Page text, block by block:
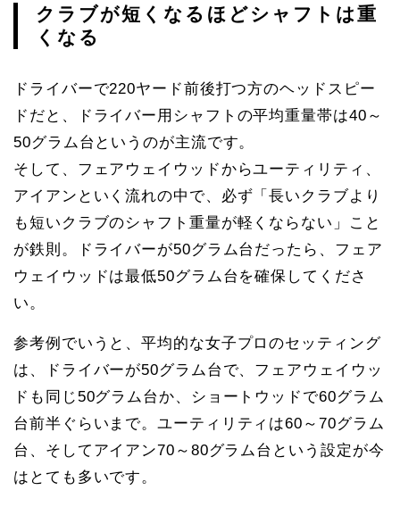
クラブが短くなるほどシャフトは重
くなる
ドライバーで220ヤード前後打つ方のヘッドスピー
ドだと、ドライバー用シャフトの平均重量帯は40～
50グラム台というのが主流です。
そして、フェアウェイウッドからユーティリティ、
アイアンといく流れの中で、必ず「長いクラブより
も短いクラブのシャフト重量が軽くならない」こと
が鉄則。ドライバーが50グラム台だったら、フェア
ウェイウッドは最低50グラム台を確保してくださ
い。
参考例でいうと、平均的な女子プロのセッティング
は、ドライバーが50グラム台で、フェアウェイウッ
ドも同じ50グラム台か、ショートウッドで60グラム
台前半ぐらいまで。ユーティリティは60～70グラム
台、そしてアイアン70～80グラム台という設定が今
はとても多いです。